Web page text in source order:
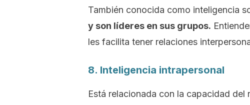
También conocida como inteligencia
y son líderes en sus grupos.
les facilita tener relaciones
8. Inteligencia intrapersonal
Está relacionada con la capacidad del